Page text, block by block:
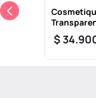
$34.